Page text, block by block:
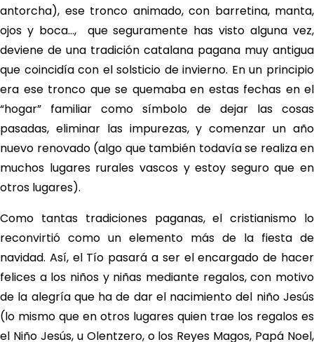
antorcha), ese tronco animado, con barretina, manta,
ojos y boca…, que seguramente has visto alguna vez,
deviene de una tradición catalana pagana muy antigua
que coincidía con el solsticio de invierno. En un principio
era ese tronco que se quemaba en estas fechas en el
“hogar” familiar como símbolo de dejar las cosas
pasadas, eliminar las impurezas, y comenzar un año
nuevo renovado (algo que también todavía se realiza en
muchos lugares rurales vascos y estoy seguro que en
otros lugares).
Como tantas tradiciones paganas, el cristianismo lo
reconvirtió como un elemento más de la fiesta de
navidad. Así, el Tío pasará a ser el encargado de hacer
felices a los niños y niñas mediante regalos, con motivo
de la alegría que ha de dar el nacimiento del niño Jesús
(lo mismo que en otros lugares quien trae los regalos es
el Niño Jesús, u Olentzero, o los Reyes Magos, Papá Noel,